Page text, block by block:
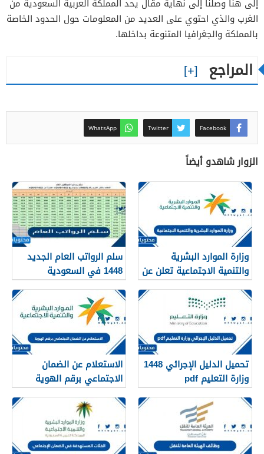
إلى هنا وصلنا إلى نهاية مقال يحد المملكة العربية السعودية من
الغرب والذي احتوي على العديد من المعلومات حول الحدود الخاصة
بالمملكة والجغرافيا المتنوعة بداخلها.
المراجع
Facebook
Twitter
WhatsApp
الزوار شاهدو أيضاً
وزارة الموارد البشرية
والتنمية الاجتماعية تعلن عن
تفعيل نظام الضمان
الاجتماعي المطور والجديد
1448
سلم الرواتب العام الجديد
1448 في السعودية
تحميل الدليل الإجرائي 1448
وزارة التعليم pdf
الاستعلام عن الضمان
الاجتماعي برقم الهوية
1448